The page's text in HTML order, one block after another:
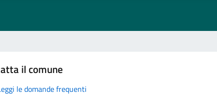
il comune
le domande frequenti